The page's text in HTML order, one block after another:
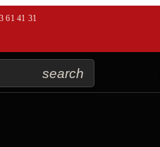
61 41 31
search